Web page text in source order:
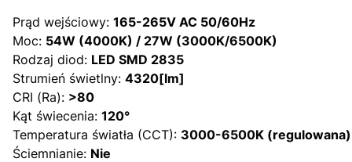
Prąd wejściowy: 165-265V AC 50/60Hz
Moc: 54W (4000K) / 27W (3000K/6500K)
Rodzaj diod: LED SMD 2835
Strumień świetlny: 4320[lm]
CRI (Ra): >80
Kąt świecenia: 120°
Temperatura światła (CCT): 3000-6500K (regulowana)
Ściemnianie: Nie